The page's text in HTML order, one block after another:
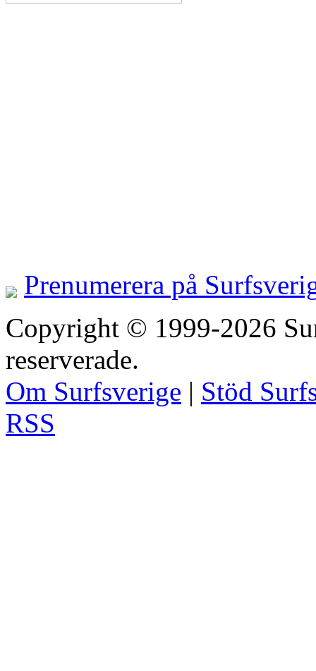
Prenumerera på
Copyright © 1999-2026
reserverade.
Om Surfsverige | Stöd
RSS